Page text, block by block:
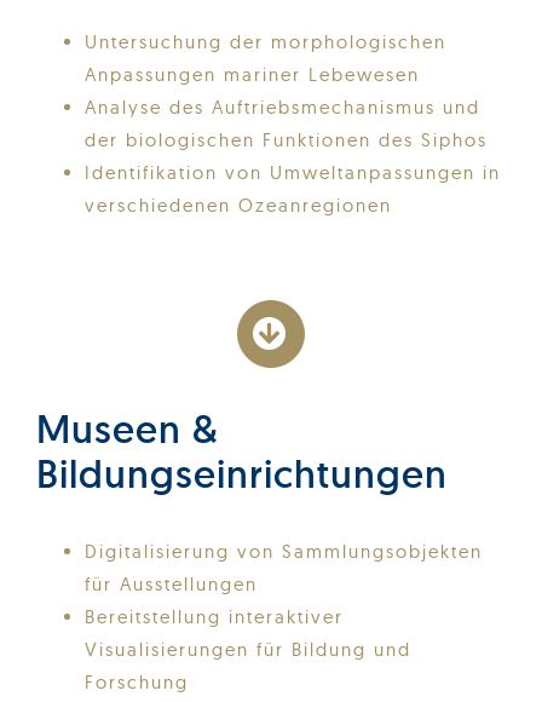
Untersuchung der morphologischen
Anpassungen mariner Lebewesen
Analyse des Auftriebsmechanismus und
der biologischen Funktionen des Siphos
Identifikation von Umweltanpassungen in
verschiedenen Ozeanregionen
Museen &
Bildungseinrichtungen
Digitalisierung von Sammlungsobjekten
für Ausstellungen
Bereitstellung interaktiver
Visualisierungen für Bildung und
Forschung